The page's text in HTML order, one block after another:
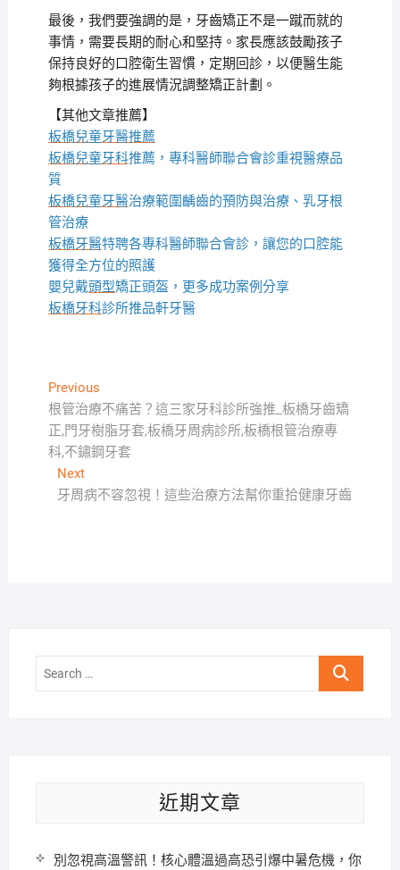
最後，我們要強調的是，牙齒矯正不是一蹴而就的
事情，需要長期的耐心和堅持。家長應該鼓勵孩子
保持良好的口腔衛生習慣，定期回診，以便醫生能
夠根據孩子的進展情況調整矯正計劃。
【其他文章推薦】
板橋兒童牙醫推薦
板橋兒童牙科推薦，專科醫師聯合會診重視醫療品
質
板橋兒童牙醫治療範圍齲齒的預防與治療、乳牙根
管治療
板橋牙醫特聘各專科醫師聯合會診，讓您的口腔能
獲得全方位的照護
嬰兒戴頭型矯正頭盔，更多成功案例分享
板橋牙科診所推品軒牙醫
文
章
導
覽
PreviousPrevious
post:
根管治療不痛苦？這三家牙科診所強推_板橋牙齒矯
正,門牙樹脂牙套,板橋牙周病診所,板橋根管治療專
科,不鏽鋼牙套
NextNext
post:
牙周病不容忽視！這些治療方法幫你重拾健康牙齒
Search
近期文章
別忽視高溫警訊！核心體溫過高恐引爆中暑危機，你